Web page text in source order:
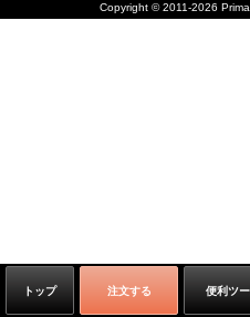
トップ 注文する 便利ツ
Copyright ©2011-2026